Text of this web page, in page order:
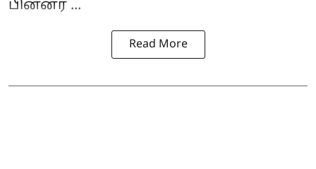
பின்னர் ...
Read More